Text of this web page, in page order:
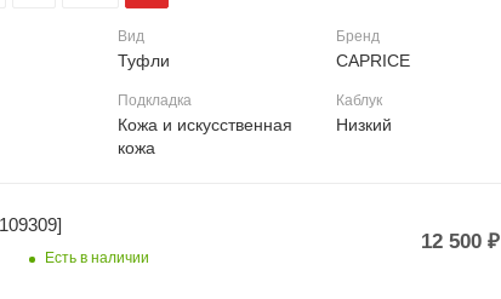
Вид
Туфли
Бренд
CAPRICE
Подкладка
Кожа и искусственная
кожа
Каблук
Низкий
Есть в наличии
12 500 ₽